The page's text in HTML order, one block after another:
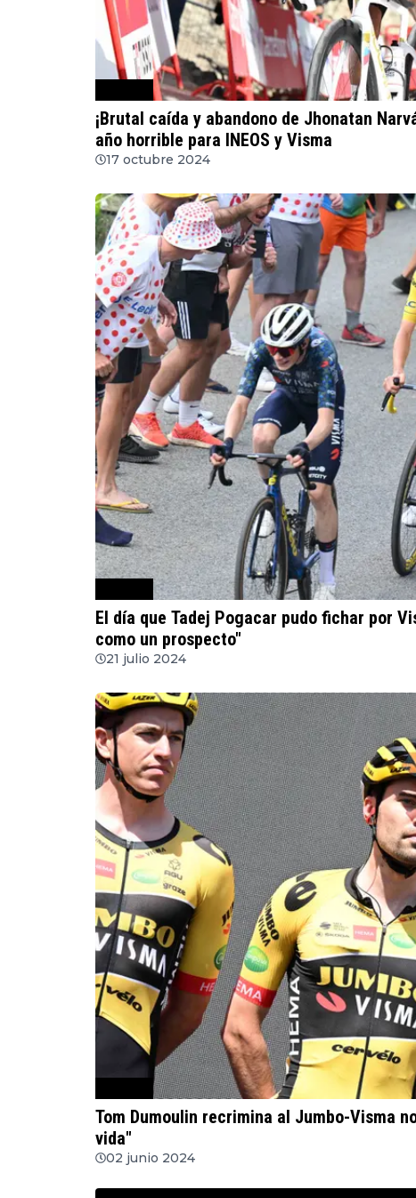
¡Brutal caída y abandono de Jhonatan
año horrible para INEOS y Visma
17 octubre 2024
El día que Tadej Pogacar pudo fichar por
como un prospecto"
21 julio 2024
Tom Dumoulin recrimina al Jumbo-Visma
vida"
02 junio 2024